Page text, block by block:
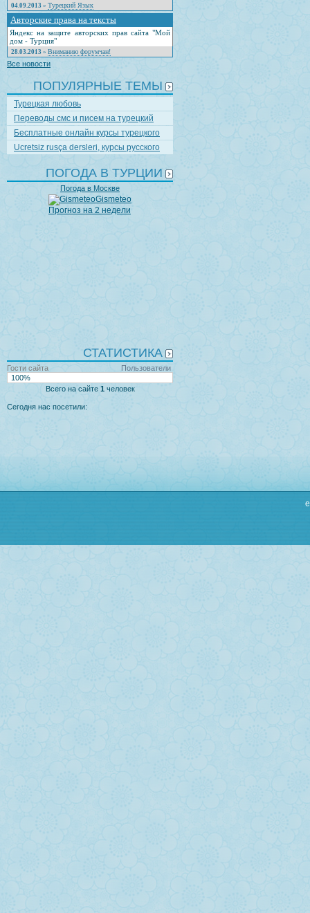
04.09.2013 » Турецкий Язык
Авторские права на тексты
Яндекс на защите авторских прав сайта "Мой
дом - Турция"
28.03.2013 » Вниманию форумчан!
Все новости
ПОПУЛЯРНЫЕ ТЕМЫ
Турецкая любовь
Переводы смс и писем на турецкий
Бесплатные онлайн курсы турецкого
Ucretsiz rusça dersleri, курсы русского
ПОГОДА В ТУРЦИИ
Погода в Москве
Gismeteo
Прогноз на 2 недели
СТАТИСТИКА
Пользователи
Гости сайта
100%
Всего на сайте 1 человек
Сегодня нас посетили: